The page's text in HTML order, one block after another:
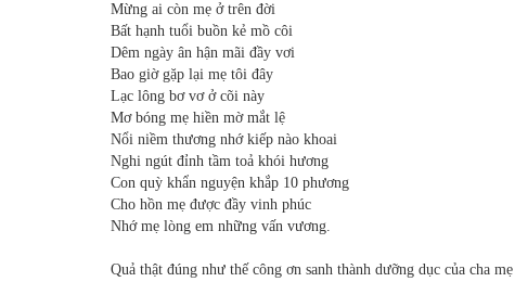
Mừng ai còn mẹ ở trên đời
Bất hạnh tuổi buồn kẻ mồ côi
Dêm ngày ân hận mãi đầy vơi
Bao giờ gặp lại mẹ tôi đây
Lạc lông bơ vơ ở cõi này
Mơ bóng mẹ hiền mờ mắt lệ
Nổi niềm thương nhớ kiếp nào khoai
Nghi ngút đỉnh tầm toả khói hương
Con quỳ khẩn nguyện khắp 10 phương
Cho hồn mẹ được đầy vinh phúc
Nhớ mẹ lòng em những vấn vương.
Quả thật đúng như thế công ơn sanh thành dưỡng dục của cha